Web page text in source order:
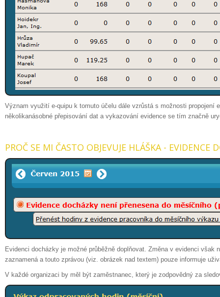
Význam využití e-quipu k tomuto účelu dále vzrůstá s možnosti
několikanásobné přepisování dat a vykazování evidence se tím značně
PROČ SE MI ČASTO OBJEVUJE HLÁŠKA -
Evidenci docházky je možné průběžně doplňovat. Změna v evidenci
zaznamená a touto zprávou (viz. obrázek nad textem) pouze informuje
V každé organizaci by měl být zaměstnanec, který je zodpovědný za